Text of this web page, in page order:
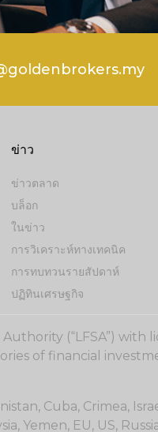
ข่าว
ข่าวตลาด
บล็อก
ในข่าว
การวิเคราะห์ทางเทคนิค
การทบทวนรายสัปดาห์
ปฏิทินเศรษฐกิจ
(“LFSA”) with
of financial
Cuba, Crimea,
Yemen, EU, US,